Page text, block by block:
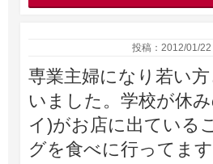
投稿：2012/01/22
専業主婦になり若い
いました。学校が休
イ)がお店に出ている
グを食べに行ってま